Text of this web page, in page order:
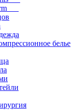
белье